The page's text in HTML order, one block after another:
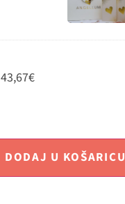
43,67€
DODAJ U KOŠARICU